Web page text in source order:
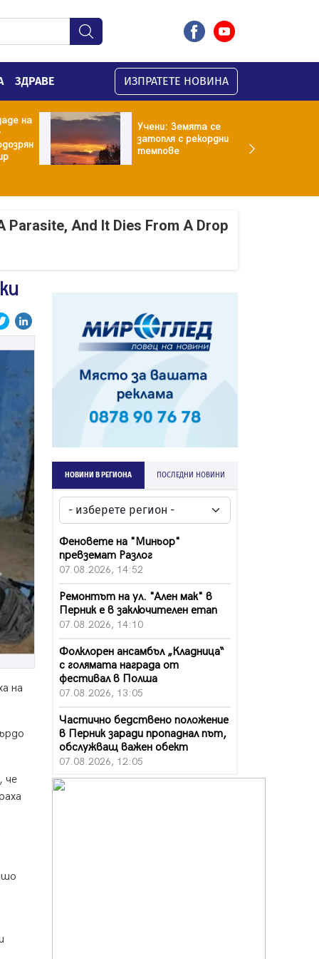
ЗДРАВЕ ИЗПРАТЕТЕ НОВИНА
на
Учени: Земята се
затопля с рекордни
темпове
Parasite, And It Dies From A Drop
на
че
НОВИНИ В РЕГИОНА ПОСЛЕДНИ НОВИНИ
Феновете на "Миньор"
превземат Разлог
07.08.2026, 14:52
Ремонтът на ул. "Ален мак" в
Перник е в заключителен етап
07.08.2026, 14:10
Фолклорен ансамбъл „Кладница“
с голямата награда от
фестивал в Полша
07.08.2026, 13:05
Частично бедствено положение
в Перник заради пропаднал път,
обслужващ важен обект
07.08.2026, 12:05
Да отговорим на жегите с филм